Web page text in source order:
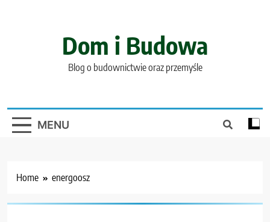
Dom i Budowa
Blog o budownictwie oraz przemyśle
MENU
Home energoosz